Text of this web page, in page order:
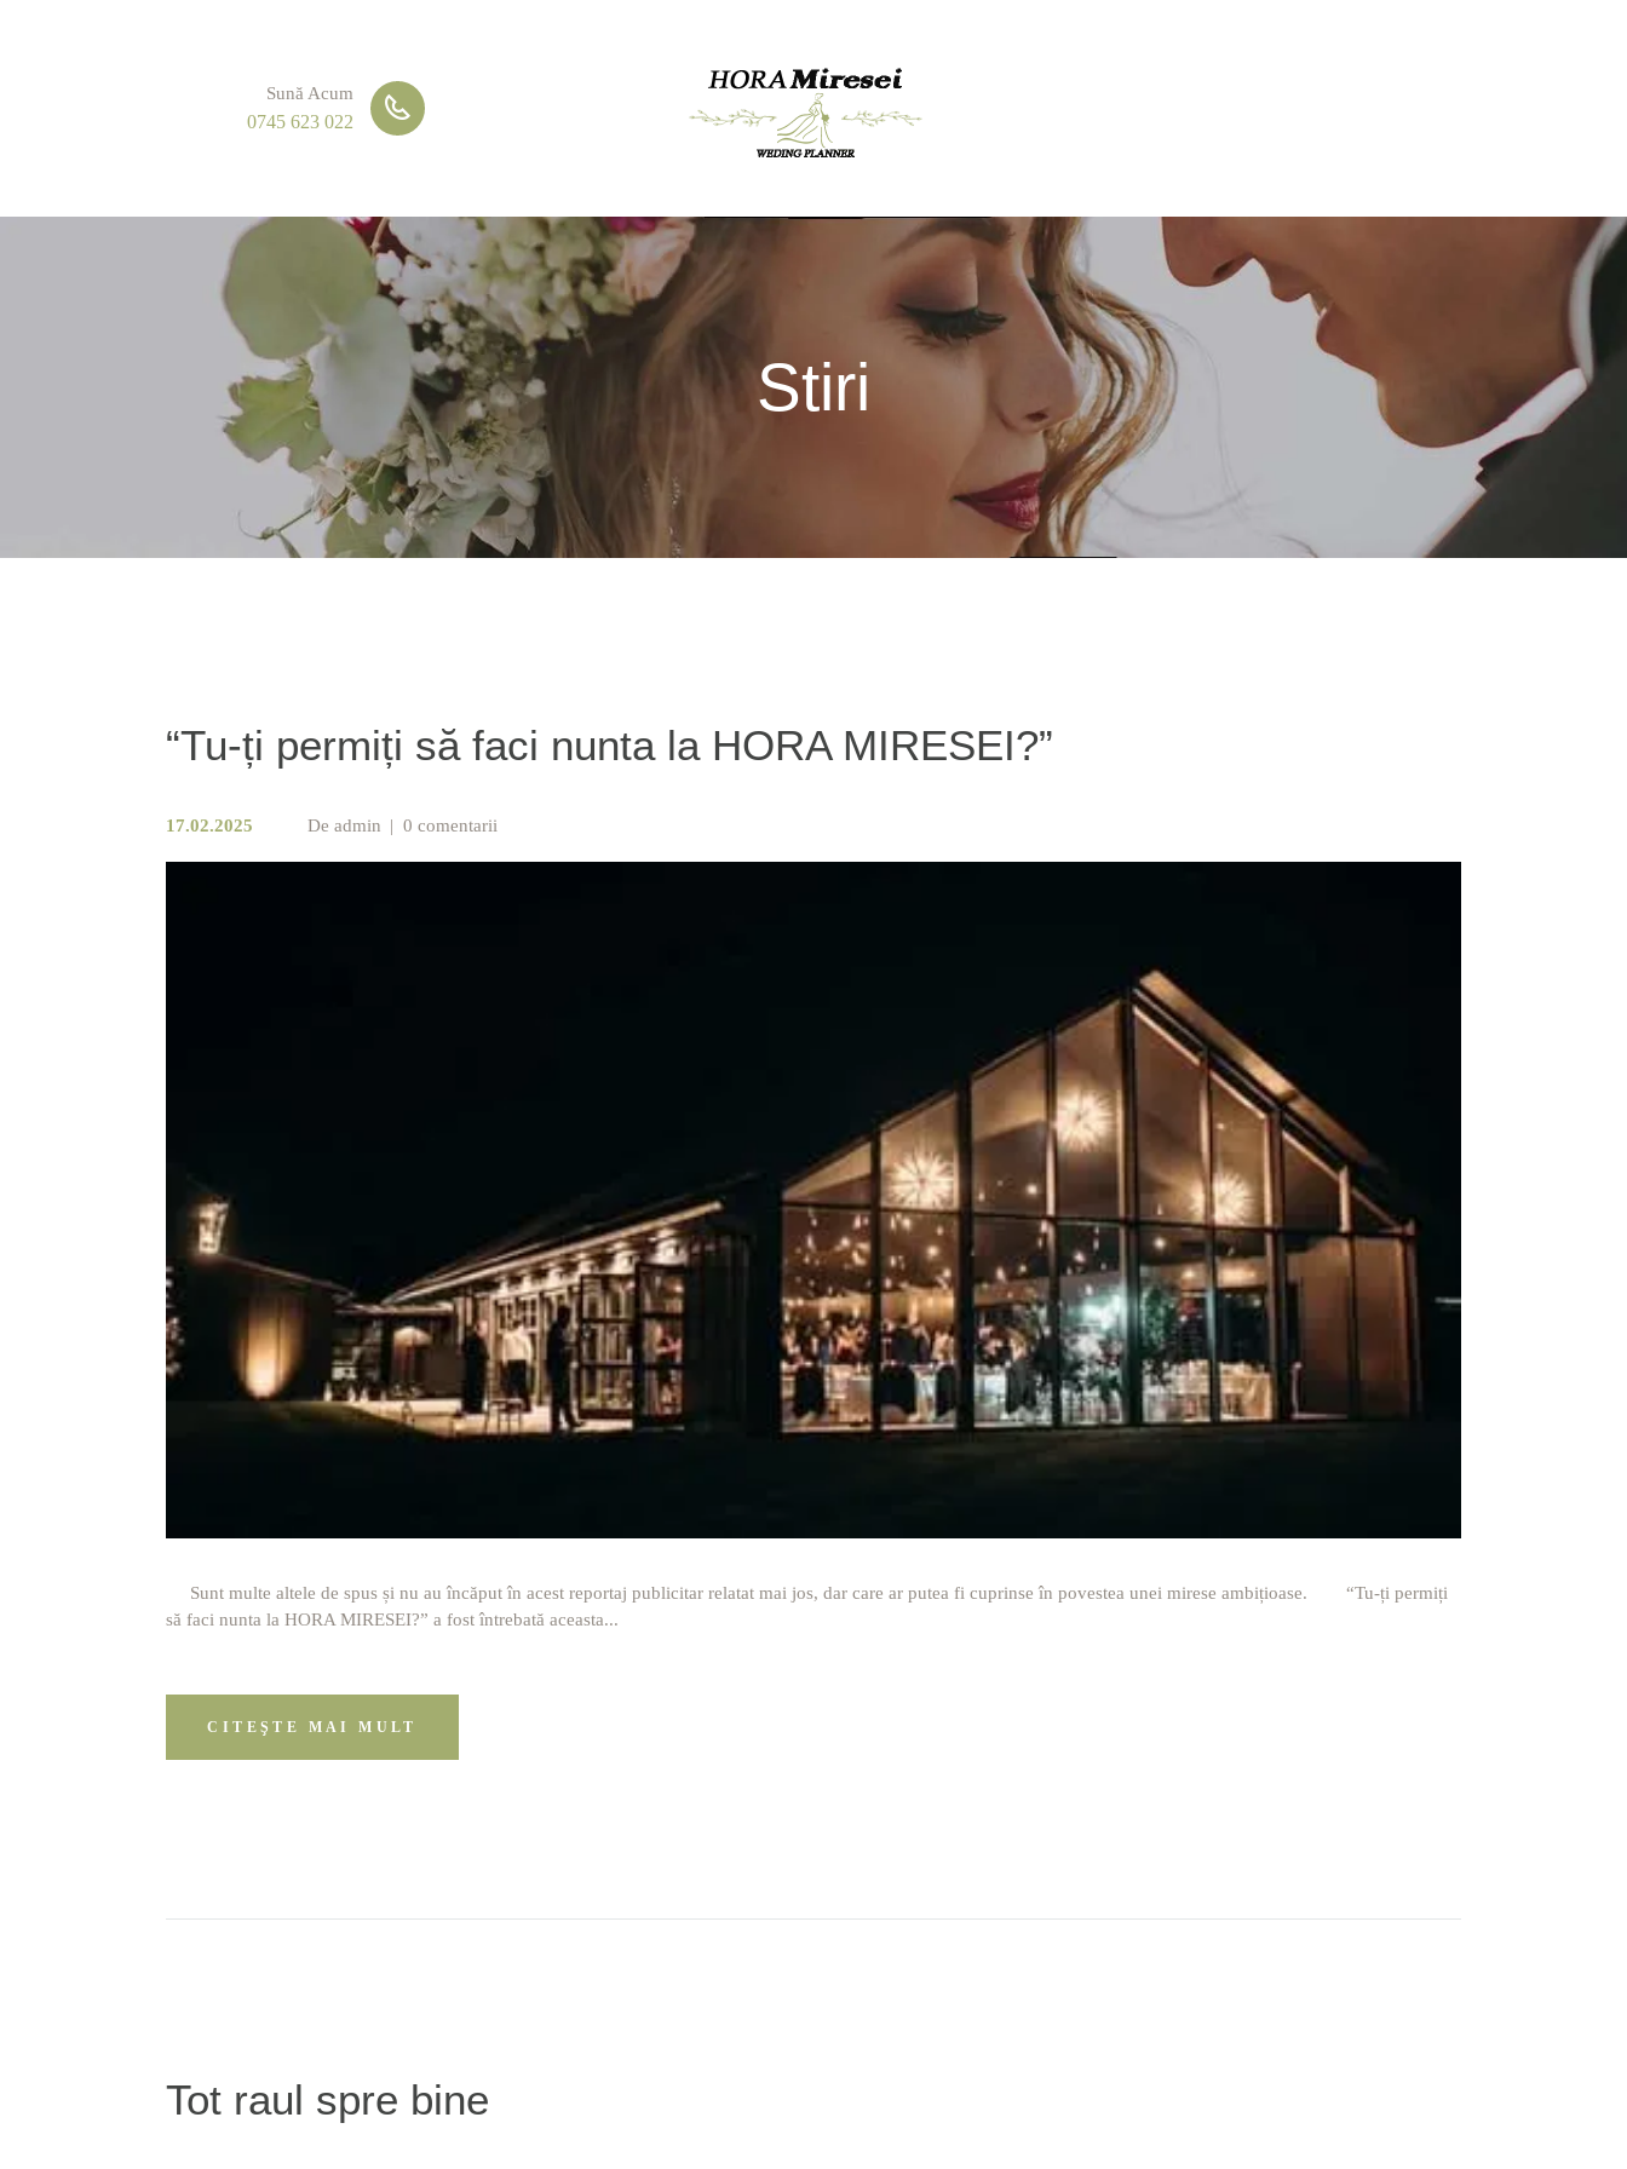
Sună Acum
0745 623 022
Stiri
“Tu-ți permiți să faci nunta la HORA MIRESEI?”
17.02.2025 De admin 0 comentarii
Sunt multe altele de spus și nu au încăput în acest reportaj publicitar relatat mai jos, dar care ar putea fi cuprinse în povestea unei mirese ambițioase. “Tu-ți permiți
să faci nunta la HORA MIRESEI?” a fost întrebată aceasta...
CITEŞTE MAI MULT
Tot raul spre bine